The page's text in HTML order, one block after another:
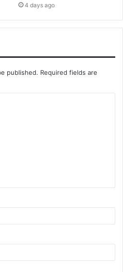
4 days ago
published. Required fields are